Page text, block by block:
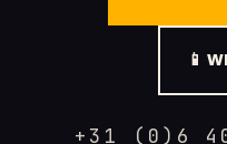
📱
+31 (0)6